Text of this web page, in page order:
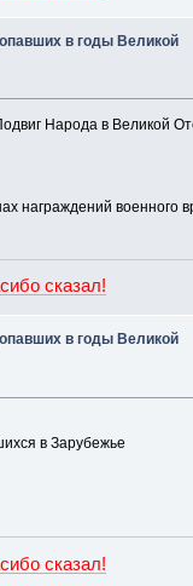
в годы Великой
Народа в Великой
награждений
сказал!
в годы Великой
в Зарубежье
сказал!